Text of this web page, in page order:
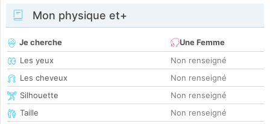
Mon physique et+
Je cherche
Une Femme
Les yeux
Non renseigné
Les cheveux
Non renseigné
Silhouette
Non renseigné
Taille
Non renseigné